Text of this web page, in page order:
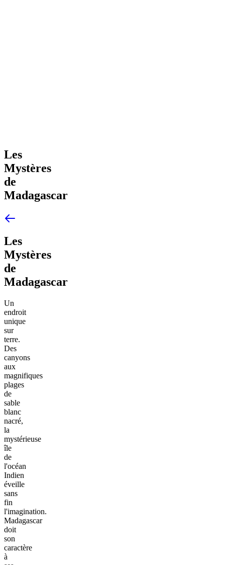
Les
Mystères
de
Madagascar
Les
Mystères
de
Madagascar
Un
endroit
unique
sur
terre.
Des
canyons
aux
magnifiques
plages
de
sable
blanc
nacré,
la
mystérieuse
île
de
l'océan
Indien
éveille
sans
fin
l'imagination.
Madagascar
doit
son
caractère
à